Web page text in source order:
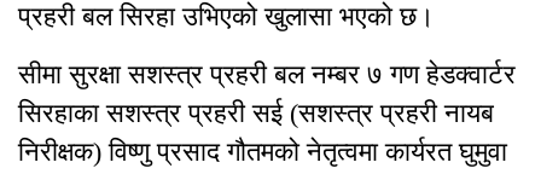
प्रहरी बल सिरहा उभिएको खुलासा भएको छ।
सीमा सुरक्षा सशस्त्र प्रहरी बल नम्बर ७ गण हेडक्वार्टर
सिरहाका सशस्त्र प्रहरी सई (सशस्त्र प्रहरी नायब
निरीक्षक) विष्णु प्रसाद गौतमको नेतृत्वमा कार्यरत घुमुवा